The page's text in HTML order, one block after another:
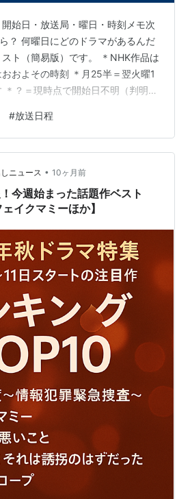
始日・放送局・曜日・時刻メモ次
？ 何曜日にどのドラマがあるんだ
ト（簡易版）です。 ＊NHK作品は
およその時刻 ＊月25半＝翌火曜1
？＝現時点で開始日不明（判明次
朝日月23半：普通の恋愛 日テレ
になりますか？〜カモフラージュ夫
、今さら恋とかありえない TMX月
ゃダメですか？ ・7/20〜 フジ月
～裁き…
#放送日程
ニュース • 10ヶ月前
今週始まった話題作ベスト
イクマミーほか】